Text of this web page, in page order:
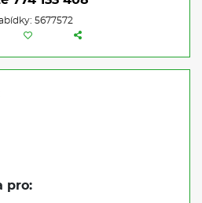
5677572
pro: